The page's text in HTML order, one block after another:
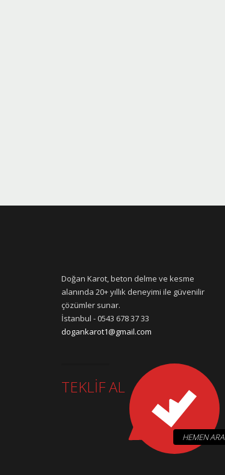
Doğan Karot, beton delme ve kesme
alanında 20+ yıllık deneyimi ile güvenilir
çözümler sunar.
İstanbul - 0543 678 37 33
dogankarot1@gmail.com
TEKLİF AL
HEMEN ARA